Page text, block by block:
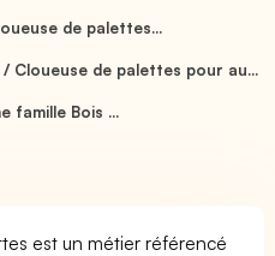
de palettes...
Cloueuse de palettes pour au...
famille Bois ...
est un métier référencé